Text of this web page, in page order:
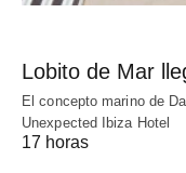
Lobito de Mar
El concepto marino de
Unexpected Ibiza Hotel
17 horas